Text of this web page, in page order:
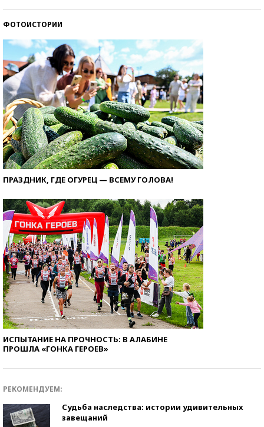
ФОТОИСТОРИИ
ПРАЗДНИК, ГДЕ ОГУРЕЦ — ВСЕМУ ГОЛОВА!
ИСПЫТАНИЕ НА ПРОЧНОСТЬ: В АЛАБИНЕ
ПРОШЛА «ГОНКА ГЕРОЕВ»
РЕКОМЕНДУЕМ:
Судьба наследства: истории удивительных
завещаний